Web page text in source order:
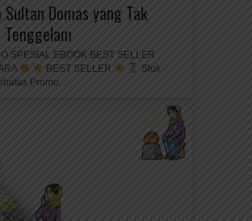
Sultan Domas yang Tak
SPESIAL EBOOK BEST SELLER
BEST SELLER
Stok
Promo...